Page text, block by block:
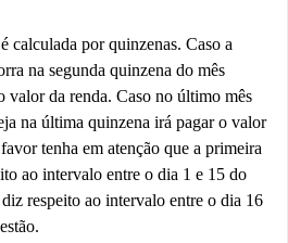
calculada por quinzenas. Caso a
na segunda quinzena do mês
valor da renda. Caso no último mês
na última quinzena irá pagar o valor
tenha em atenção que a primeira
ao intervalo entre o dia 1 e 15 do
respeito ao intervalo entre o dia 16